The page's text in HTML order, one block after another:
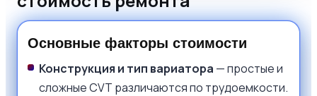
Подходит,если появились пинки, задержки
гари.
Основные факторы стоимости
Конструкция и тип вариатора — простые и
сложные CVT различаются по трудоемкости.